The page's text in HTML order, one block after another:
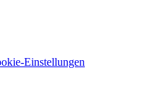
Einstellungen